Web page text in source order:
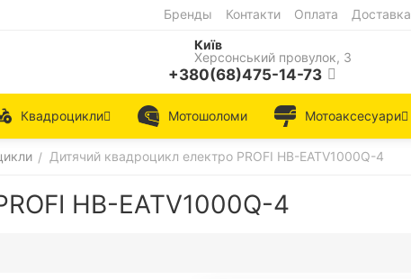
Бренды Контакти Оплата Доставка
Київ
Херсонський провулок, 3
+380(68)475-14-73
Квадроцикли Мотошоломи Мотоаксесуари
/ Дитячий квадроцикл електро PROFI HB-EATV1000Q-4
HB-EATV1000Q-4